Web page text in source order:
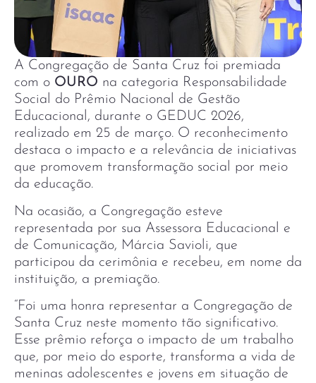
A Congregação de Santa Cruz foi premiada
com o OURO na categoria Responsabilidade
Social do Prêmio Nacional de Gestão
Educacional, durante o GEDUC 2026,
realizado em 25 de março. O reconhecimento
destaca o impacto e a relevância de iniciativas
que promovem transformação social por meio
da educação.
Na ocasião, a Congregação esteve
representada por sua Assessora Educacional e
de Comunicação, Márcia Savioli, que
participou da cerimônia e recebeu, em nome da
instituição, a premiação.
“Foi uma honra representar a Congregação de
Santa Cruz neste momento tão significativo.
Esse prêmio reforça o impacto de um trabalho
que, por meio do esporte, transforma a vida de
meninas adolescentes e jovens em situação de